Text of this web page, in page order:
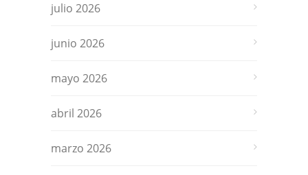
julio 2026
junio 2026
mayo 2026
abril 2026
marzo 2026